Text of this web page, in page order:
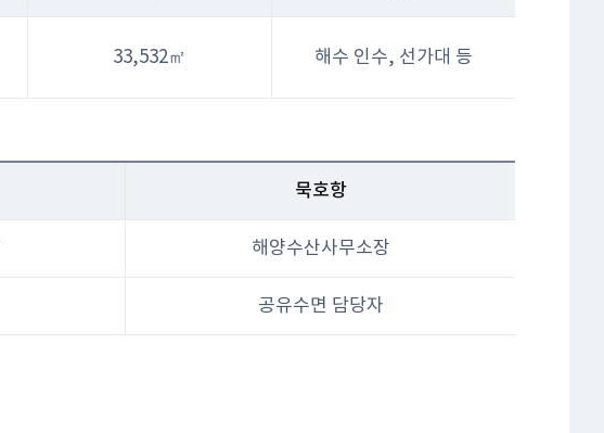
33,532㎡ 해수 인수, 선가대 등
묵호항
해양수산사무소장
공유수면 담당자